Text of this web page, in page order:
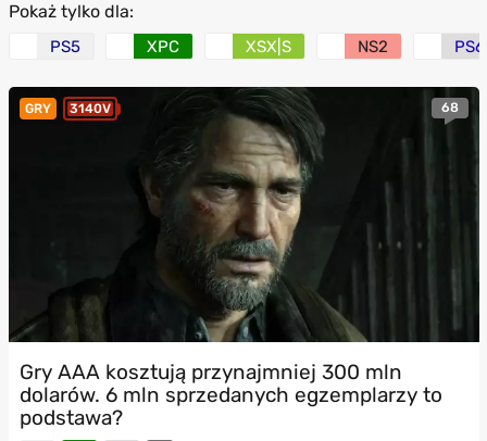
Pokaż tylko dla:
PS5 XPC XSX|S NS2 PS6
GRY 3140V 68
Gry AAA kosztują przynajmniej 300 mln
dolarów. 6 mln sprzedanych egzemplarzy to
podstawa?